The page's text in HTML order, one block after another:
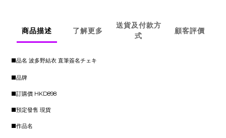
商品描述 了解更多
送貨及付款方
式
顧客評價
■品名 波多野結衣 直筆簽名チェキ
■品牌
■訂購價 HKD898
■預定發售 現貨
■作品名